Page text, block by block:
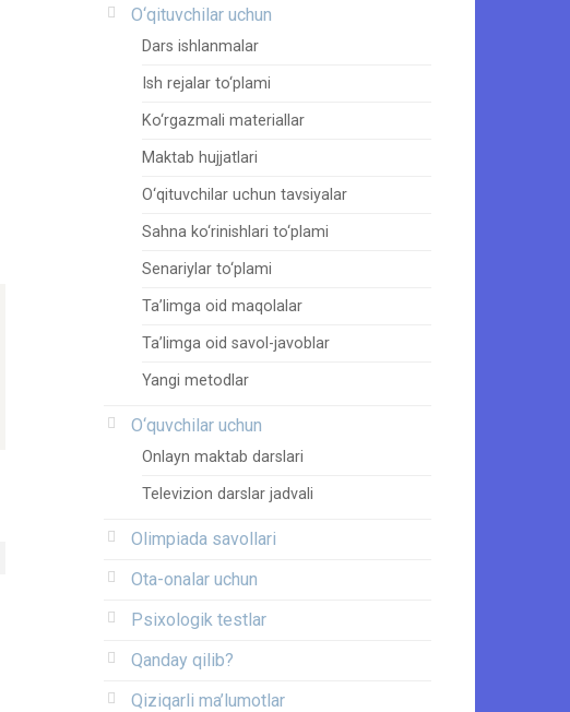
O‘qituvchilar uchun
Dars ishlanmalar
Ish rejalar to‘plami
Ko‘rgazmali materiallar
Maktab hujjatlari
O‘qituvchilar uchun tavsiyalar
Sahna ko‘rinishlari to‘plami
Senariylar to‘plami
Ta’limga oid maqolalar
Ta’limga oid savol-javoblar
Yangi metodlar
O‘quvchilar uchun
Onlayn maktab darslari
Televizion darslar jadvali
Olimpiada savollari
Ota-onalar uchun
Psixologik testlar
Qanday qilib?
Qiziqarli ma’lumotlar